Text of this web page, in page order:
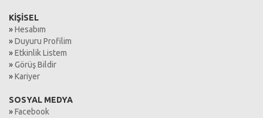
KİŞİSEL
»Hesabım
»Duyuru Profilim
»Etkinlik Listem
»Görüş Bildir
»Kariyer
SOSYAL MEDYA
»Facebook